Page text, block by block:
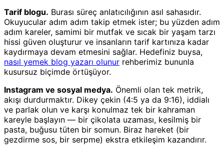
Tarif blogu. Burası süreç anlatıcılığının asıl sahasıdır.
Okuyucular adım adım takip etmek ister; bu yüzden adım
adım kareler, samimi bir mutfak ve sıcak bir yaşam tarzı
hissi güven oluşturur ve insanların tarif kartınıza kadar
kaydırmaya devam etmesini sağlar. Hedefiniz buysa,
nasıl yemek blog yazarı olunur rehberimiz bununla
kusursuz biçimde örtüşüyor.
Instagram ve sosyal medya. Önemli olan tek metrik,
akışı durdurmaktır. Dikey çekin (4:5 ya da 9:16), iddialı
ve parlak olun ve karşı konulmaz tek bir kahraman
kareyle başlayın — bir çikolata uzaması, kesilmiş bir
pasta, buğusu tüten bir somun. Biraz hareket (bir
gezdirme sos, bir serpme) ekstra etkileşim kazandırır.